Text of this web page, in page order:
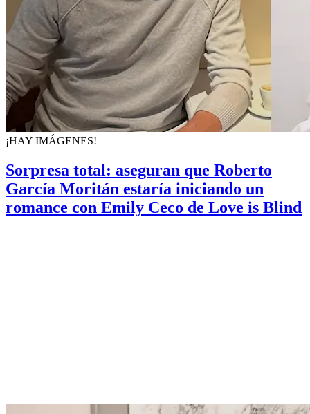
¡HAY IMÁGENES!
Sorpresa total: aseguran que Roberto
García Moritán estaría iniciando un
romance con Emily Ceco de Love is Blind